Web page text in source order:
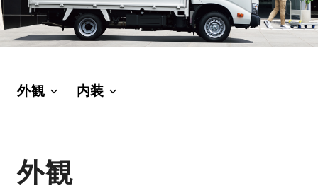
外観 内装
外観